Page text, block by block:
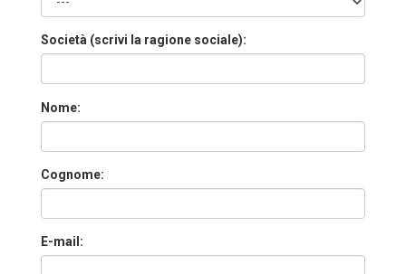
Società (scrivi la ragione sociale):
Nome:
Cognome:
E-mail: